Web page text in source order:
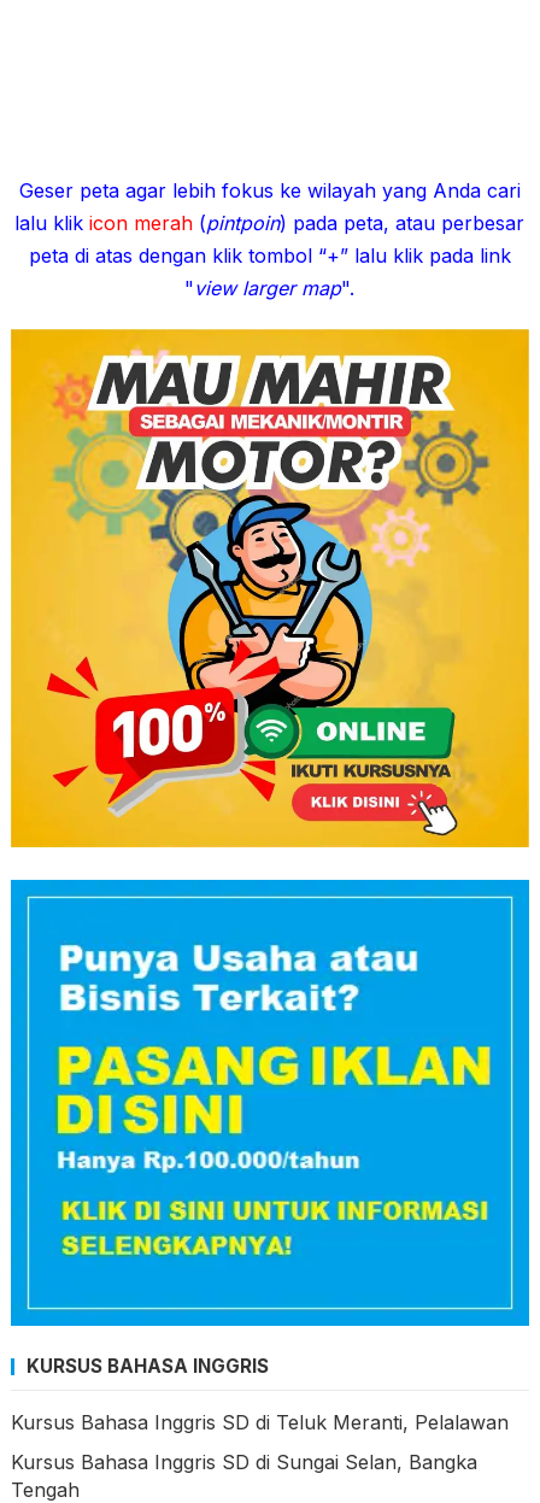
Geser peta agar lebih fokus ke wilayah yang Anda cari
lalu klikicon merah (pintpoin) pada peta, atau perbesar
peta di atas dengan klik tombol “+” lalu klik pada link
"view larger map".
KURSUS BAHASA INGGRIS
Kursus Bahasa Inggris SD di Teluk Meranti, Pelalawan
Kursus Bahasa Inggris SD di Sungai Selan, Bangka
Tengah